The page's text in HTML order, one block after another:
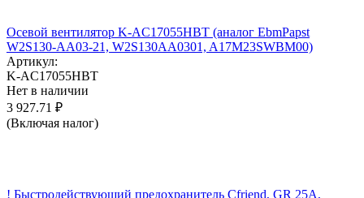
Осевой вентилятор K-AC17055HBT (аналог EbmPapst
W2S130-AA03-21, W2S130AA0301, A17M23SWBM00)
Артикул:
K-AC17055HBT
Нет в наличии
3 927.71 ₽
(Включая налог)
! Быстродействующий предохранитель Cfriend, GR 25А,